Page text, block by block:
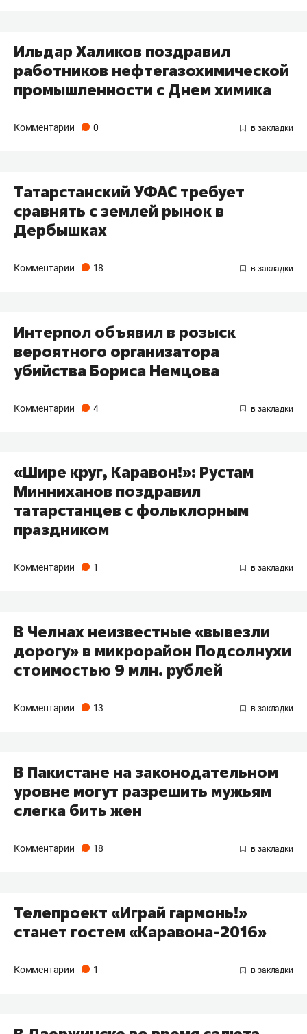
​Ильдар Халиков поздравил
работников нефтегазохимической
промышленности с Днем химика
Комментарии 0
​Татарстанский УФАС требует
сравнять с землей рынок в
Дербышках
Комментарии 18
​Интерпол объявил в розыск
вероятного организатора
убийства Бориса Немцова
Комментарии 4
«Шире круг, Каравон!»: Рустам
Минниханов поздравил
татарстанцев с фольклорным
праздником
Комментарии 1
​В Челнах неизвестные «вывезли
дорогу» в микрорайон Подсолнухи
стоимостью 9 млн. рублей
Комментарии 13
​В Пакистане на законодательном
уровне могут разрешить мужьям
слегка бить жен
Комментарии 18
​Телепроект «Играй гармонь!»
станет гостем «Каравона-2016»
Комментарии 1